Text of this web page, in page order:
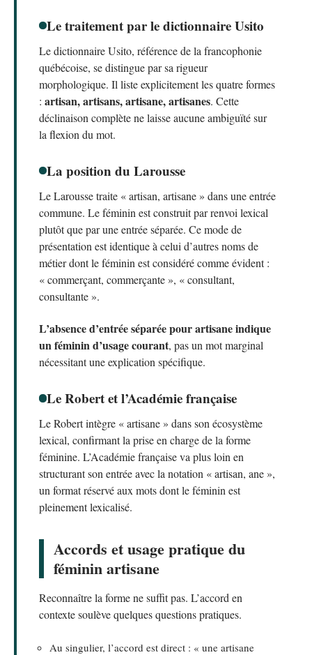
Le traitement par le dictionnaire Usito
Le dictionnaire Usito, référence de la francophonie
québécoise, se distingue par sa rigueur
morphologique. Il liste explicitement les quatre formes
: artisan, artisans, artisane, artisanes. Cette
déclinaison complète ne laisse aucune ambiguïté sur
la flexion du mot.
La position du Larousse
Le Larousse traite « artisan, artisane » dans une entrée
commune. Le féminin est construit par renvoi lexical
plutôt que par une entrée séparée. Ce mode de
présentation est identique à celui d’autres noms de
métier dont le féminin est considéré comme évident :
« commerçant, commerçante », « consultant,
consultante ».
L’absence d’entrée séparée pour artisane indique
un féminin d’usage courant, pas un mot marginal
nécessitant une explication spécifique.
Le Robert et l’Académie française
Le Robert intègre « artisane » dans son écosystème
lexical, confirmant la prise en charge de la forme
féminine. L’Académie française va plus loin en
structurant son entrée avec la notation « artisan, ane »,
un format réservé aux mots dont le féminin est
pleinement lexicalisé.
Accords et usage pratique du
féminin artisane
Reconnaître la forme ne suffit pas. L’accord en
contexte soulève quelques questions pratiques.
Au singulier, l’accord est direct : « une artisane